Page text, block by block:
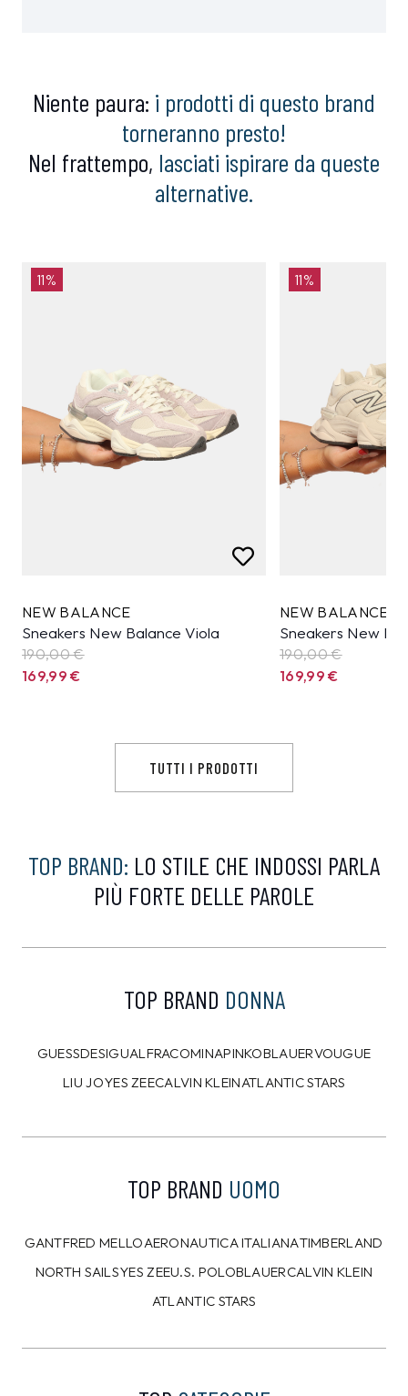
Niente paura: i prodotti di questo brand
torneranno presto!
Nel frattempo, lasciati ispirare da queste
alternative.
11%
NEW BALANCE
Sneakers New Balance Viola
190,00 €
169,99€
11%
NEW BALANCE
Sneakers New
190,00 €
169,99€
TUTTI I PRODOTTI
TOP BRAND: LO STILE CHE INDOSSI PARLA
PIÙ FORTE DELLE PAROLE
TOP BRAND DONNA
GUESSDESIGUALFRACOMINAPINKOBLAUERVOUGUE
LIU JOYES ZEECALVIN KLEINATLANTIC STARS
TOP BRAND UOMO
GANTFRED MELLOAERONAUTICA ITALIANATIMBERLAND
NORTH SAILSYES ZEEU.S. POLOBLAUERCALVIN KLEIN
ATLANTIC STARS